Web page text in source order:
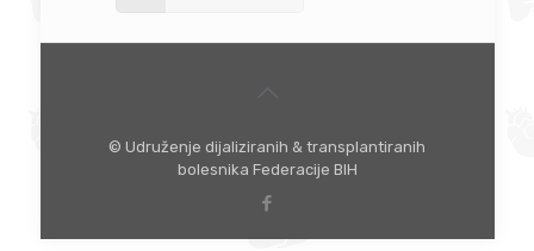
© Udruženje dijaliziranih & transplantiranih
bolesnika Federacije BIH